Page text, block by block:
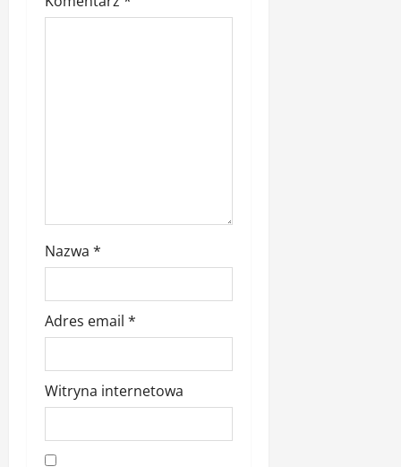
y
Nazwa *
Adres email *
Witryna internetowa